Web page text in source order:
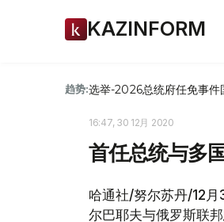
KAZINFORM
趋势:选举-2026总统府任免事件
16:47, 30 12月 2020
首任总统与多
哈通社/努尔苏丹/12
尔巴耶夫与俄罗斯联